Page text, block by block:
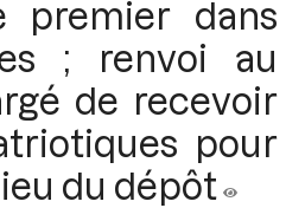
premier dans
; renvoi au
de recevoir
pour
du dépôt